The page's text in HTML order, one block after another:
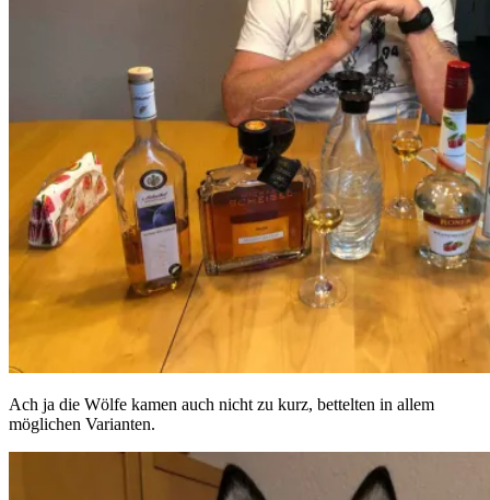
Ach ja die Wölfe kamen auch nicht zu kurz, bettelten in allem
möglichen Varianten.